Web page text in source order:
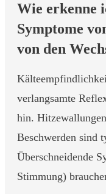
Wie erkenne
Symptome
von den
verlangsamte
hin.
Beschwerden sind
Überschneidende
Stimmung)